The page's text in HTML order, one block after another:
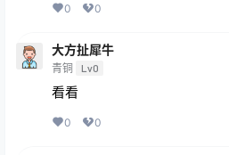
0 0
大方扯犀牛
青铜 Lv0
看看
0 0